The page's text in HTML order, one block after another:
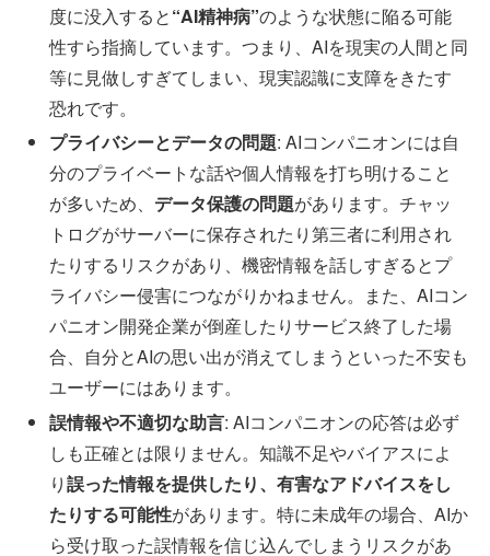
度に没入すると“AI精神病”のような状態に陥る可能
性すら指摘しています。つまり、AIを現実の人間と同
等に見做しすぎてしまい、現実認識に支障をきたす
恐れです。
プライバシーとデータの問題: AIコンパニオンには自
分のプライベートな話や個人情報を打ち明けること
が多いため、 データ保護の問題があります。チャッ
トログがサーバーに保存されたり第三者に利用され
たりするリスクがあり、機密情報を話しすぎるとプ
ライバシー侵害につながりかねません。また、AIコン
パニオン開発企業が倒産したりサービス終了した場
合、自分とAIの思い出が消えてしまうといった不安も
ユーザーにはあります。
誤情報や不適切な助言: AIコンパニオンの応答は必ず
しも正確とは限りません。知識不足やバイアスによ
り誤った情報を提供したり、有害なアドバイスをし
たりする可能性があります。特に未成年の場合、AIか
ら受け取った誤情報を信じ込んでしまうリスクがあ